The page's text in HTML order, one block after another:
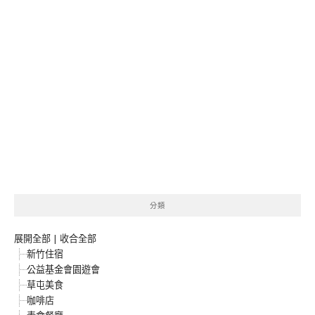
分類
展開全部 | 收合全部
新竹住宿
公益基金會園遊會
草屯美食
咖啡店